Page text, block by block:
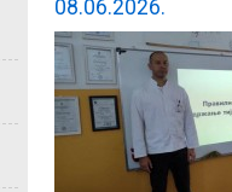
08.06.2026.